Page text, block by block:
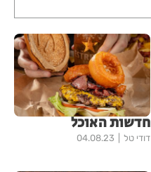
חדשות האוכל
דודי טל 04.08.23